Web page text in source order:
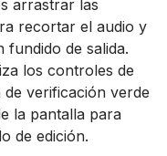
arrastrar las
recortar el audio y
de salida.
los controles de
verificación verde
la pantalla para
de edición.